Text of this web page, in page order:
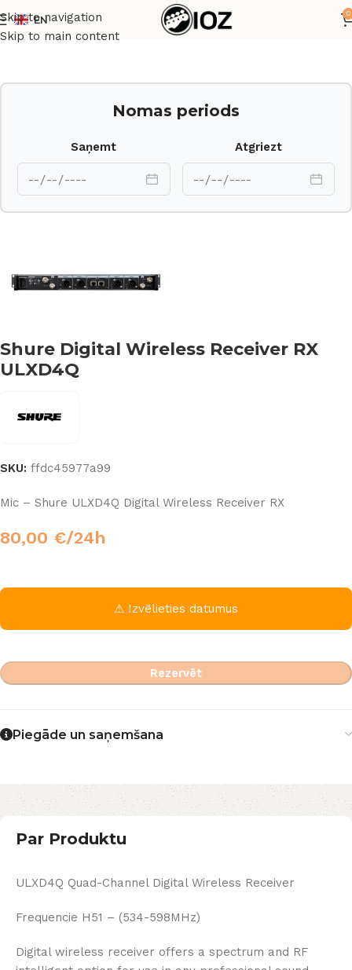
Skip to navigation
Skip to main content
EN
0
Sākums Mikrofoni
Nomas periods
Saņemt Atgriezt
Shure Digital Wireless Receiver RX
ULXD4Q
SKU: ffdc45977a99
Mic – Shure ULXD4Q Digital Wireless Receiver RX
80,00 €/24h
⚠ Izvēlieties datumus
Rezervēt
Piegāde un saņemšana
Par Produktu
ULXD4Q Quad-Channel Digital Wireless Receiver
Frequencie H51 – (534-598MHz)
Digital wireless receiver offers a spectrum and RF